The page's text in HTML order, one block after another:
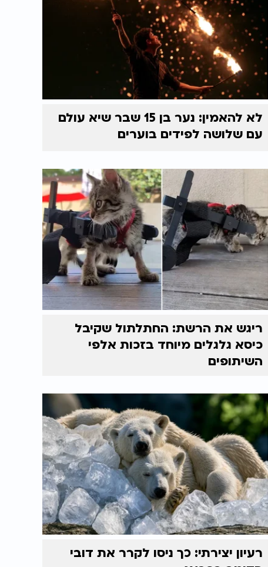
לא להאמין: נער בן 15 שבר שיא עולם
עם שלושה לפידים בוערים
ריגש את הרשת: החתלתול שקיבל
כיסא גלגלים מיוחד בזכות אלפי
השיתופים
רעיון יצירתי: כך ניסו לקרר את דובי